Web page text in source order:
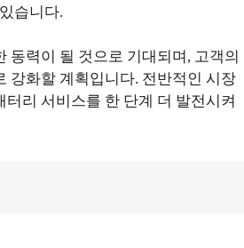
습니다.
력이 될 것으로 기대되며, 고객의
강화할 계획입니다. 전반적인 시장
리 서비스를 한 단계 더 발전시켜